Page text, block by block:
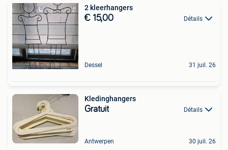
2 kleerhangers
€ 15,00 Détails
Dessel 31 juil. 26
Kledinghangers
Gratuit Détails
Antwerpen 30 juil. 26